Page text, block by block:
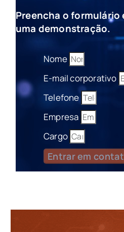
Preencha o formulário
uma demonstração.
Nome
E-mail corporativo
Telefone
Empresa
Cargo
Entrar em